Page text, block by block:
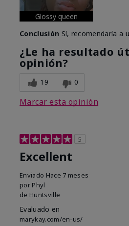
Glossy queen
Conclusión Sí, recomendaría a
¿Le ha resultado
opinión?
19 0
Marcar esta opinión
5
Excellent
Enviado Hace 7 meses
por Phyl
de Huntsville
Evaluado en
marykay.com/en-us/